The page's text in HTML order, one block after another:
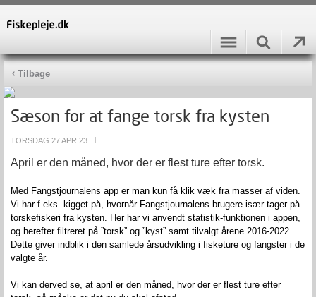
Tilbage
Sæson for at fange torsk fra kysten
TORSDAG 27 APR 23
April er den måned, hvor der er flest ture efter torsk.
Med Fangstjournalens app er man kun få klik væk fra masser af viden.
Vi har f.eks. kigget på hvornår Fangstjournalens brugere især tager på
torskefiskeri fra kysten. Her har vi anvendt statistik-funktionen i appen,
og herefter filtreret på ”torsk” og ”kyst” samt tilvalgt årene 2016-2022.
Dette giver indblik i den samlede årsudvikling i fisketure og fangster i de
valgte år.
Vi kan derved se at april er den måned hvor der er flest ture efter